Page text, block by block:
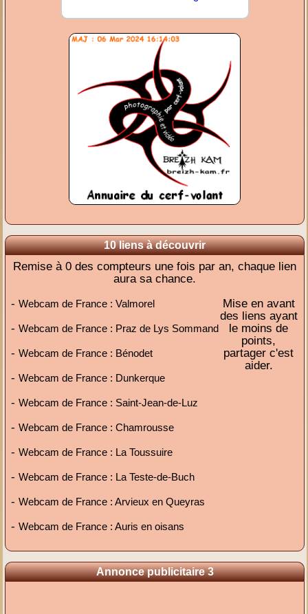
10 liens à découvrir
Remise à 0 des compteurs une fois par an, chaque lien
aura sa chance.
-Webcam de France : Valmorel
-Webcam de France : Praz de Lys Sommand
-Webcam de France : Bénodet
-Webcam de France : Dunkerque
-Webcam de France : Saint-Jean-de-Luz
-Webcam de France : Chamrousse
-Webcam de France : La Toussuire
-Webcam de France : La Teste-de-Buch
-Webcam de France : Arvieux en Queyras
-Webcam de France : Auris en oisans
Mise en avant
des liens ayant
le moins de
points,
partager c'est
aider.
Annonce publicitaire 3